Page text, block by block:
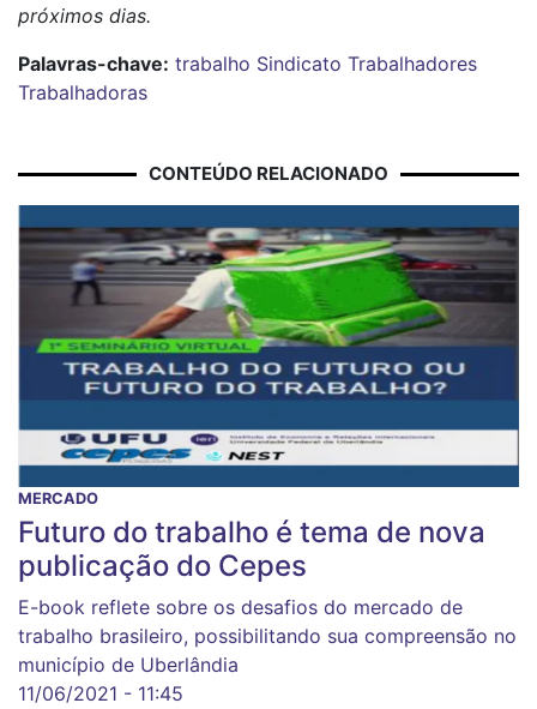
próximos dias.
Palavras-chave: trabalho Sindicato Trabalhadores
Trabalhadoras
CONTEÚDO RELACIONADO
MERCADO
Futuro do trabalho é tema de nova
publicação do Cepes
E-book reflete sobre os desafios do mercado de
trabalho brasileiro, possibilitando sua compreensão no
município de Uberlândia
11/06/2021 - 11:45